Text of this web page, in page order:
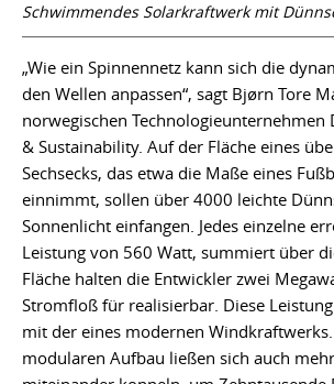
Schwimmendes Solarkraftwerk mit
„Wie ein Spinnennetz kann sich die
den Wellen anpassen“, sagt Bjørn Tore
norwegischen Technologieunternehmen
& Sustainability. Auf der Fläche eines
Sechsecks, das etwa die Maße eines
einnimmt, sollen über 4000 leichte
Sonnenlicht einfangen. Jedes einzelne
Leistung von 560 Watt, summiert über
Fläche halten die Entwickler zwei
Stromfloß für realisierbar. Diese
mit der eines modernen
modularen Aufbau ließen sich auch